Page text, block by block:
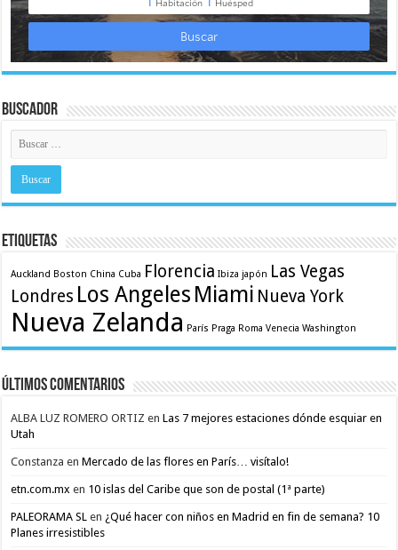
Buscador
Etiquetas
Auckland Boston China Cuba Florencia Ibiza japón Las Vegas
Londres Los Angeles Miami Nueva York
Nueva Zelanda París Praga Roma Venecia Washington
Últimos comentarios
ALBA LUZ ROMERO ORTIZ enLas 7 mejores estaciones dónde esquiar en
Utah
Constanza enMercado de las flores en París… visítalo!
etn.com.mx en 10 islas del Caribe que son de postal (1ª parte)
PALEORAMA SL en ¿Qué hacer con niños en Madrid en fin de semana? 10
Planes irresistibles